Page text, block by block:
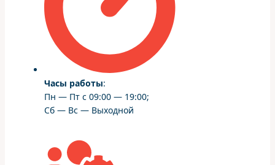
Часы работы:
Пн — Пт с 09:00 — 19:00;
Сб — Вс — Выходной